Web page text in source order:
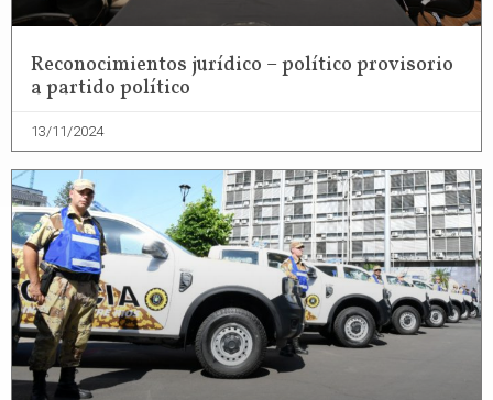
Reconocimientos jurídico – político provisorio
a partido político
13/11/2024